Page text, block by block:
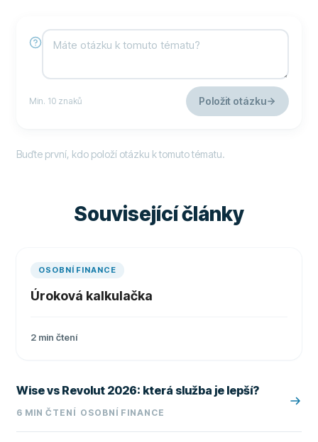
Min. 10 znaků Položit otázku
Buďte první, kdo položí otázku k tomuto tématu.
Související články
OSOBNÍ FINANCE
Úroková kalkulačka
2 min čtení
Wise vs Revolut 2026: která služba je lepší?
6 MIN ČTENÍ OSOBNÍ FINANCE